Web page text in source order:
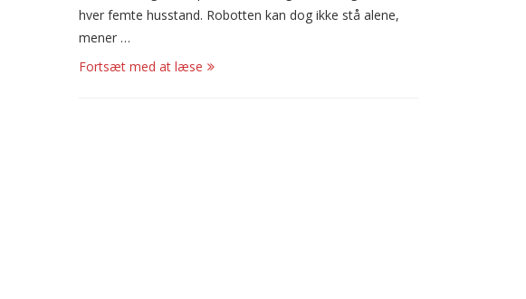
hver femte husstand. Robotten kan dog ikke stå alene,
mener …
Fortsæt med at læse